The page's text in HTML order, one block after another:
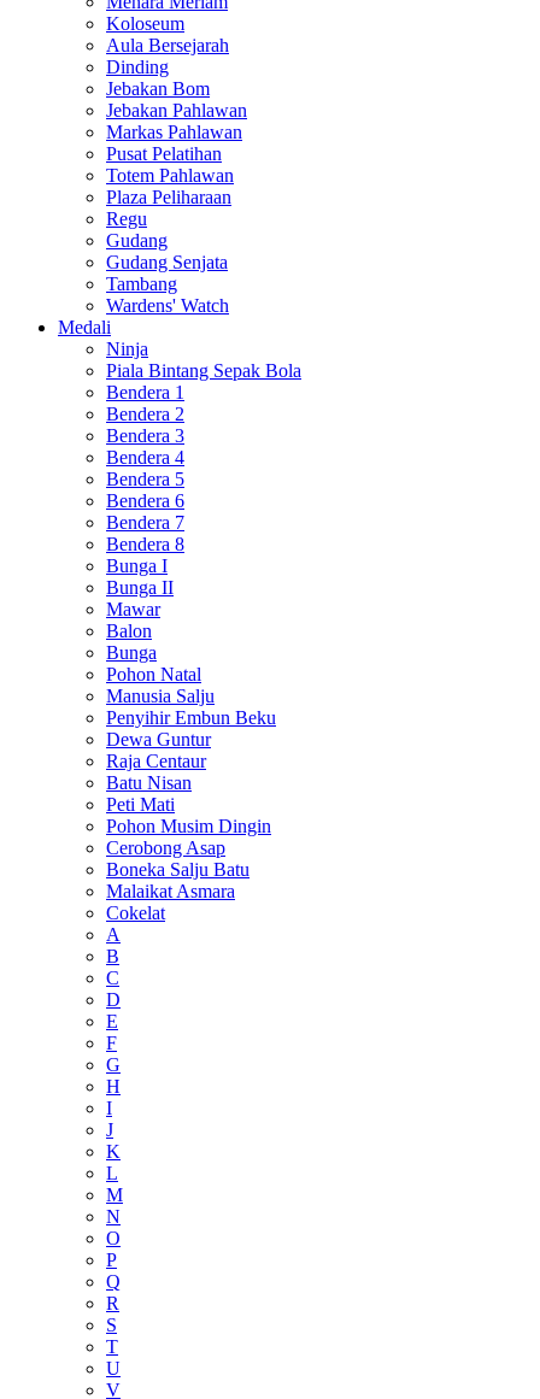
Koloseum
Aula Bersejarah
Dinding
Jebakan Bom
Jebakan Pahlawan
Markas Pahlawan
Pusat Pelatihan
Totem Pahlawan
Plaza Peliharaan
Regu
Gudang
Gudang Senjata
Tambang
Wardens' Watch
Medali
Ninja
Piala Bintang Sepak Bola
Bendera 1
Bendera 2
Bendera 3
Bendera 4
Bendera 5
Bendera 6
Bendera 7
Bendera 8
Bunga I
Bunga II
Mawar
Balon
Bunga
Pohon Natal
Manusia Salju
Penyihir Embun Beku
Dewa Guntur
Raja Centaur
Batu Nisan
Peti Mati
Pohon Musim Dingin
Cerobong Asap
Boneka Salju Batu
Malaikat Asmara
Cokelat
A
B
C
D
E
F
G
H
I
J
K
L
M
N
O
P
Q
R
S
T
U
V